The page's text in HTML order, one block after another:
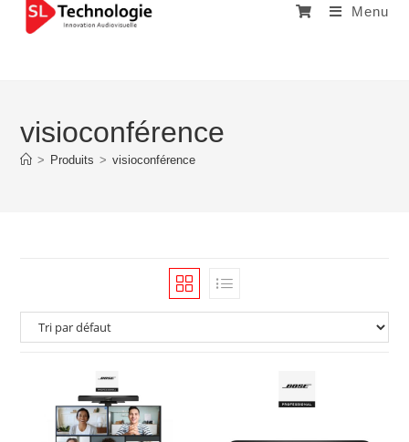
Menu
visioconférence
> Produits > visioconférence